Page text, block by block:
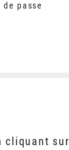
de passe
cliquant sur